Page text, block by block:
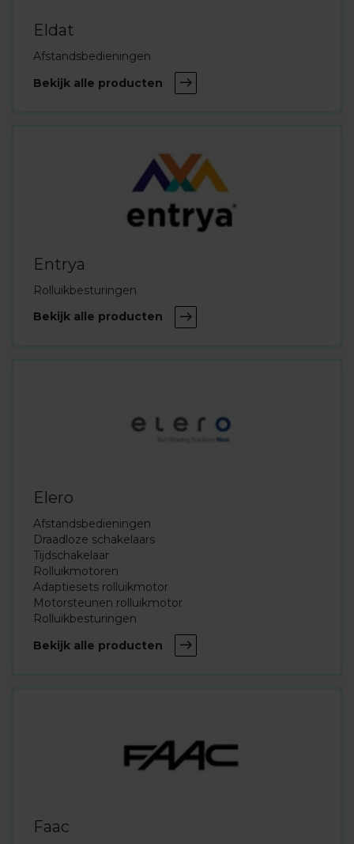
Eldat
Afstandsbedieningen
Bekijk alle producten
Entrya
Rolluikbesturingen
Bekijk alle producten
Elero
Afstandsbedieningen
Draadloze schakelaars
Tijdschakelaar
Rolluikmotoren
Adaptiesets rolluikmotor
Motorsteunen rolluikmotor
Rolluikbesturingen
Bekijk alle producten
Faac